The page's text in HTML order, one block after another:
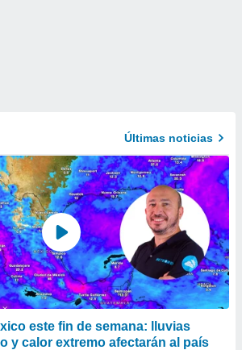
Últimas noticias
este fin de semana: lluvias
y calor extremo afectarán al país